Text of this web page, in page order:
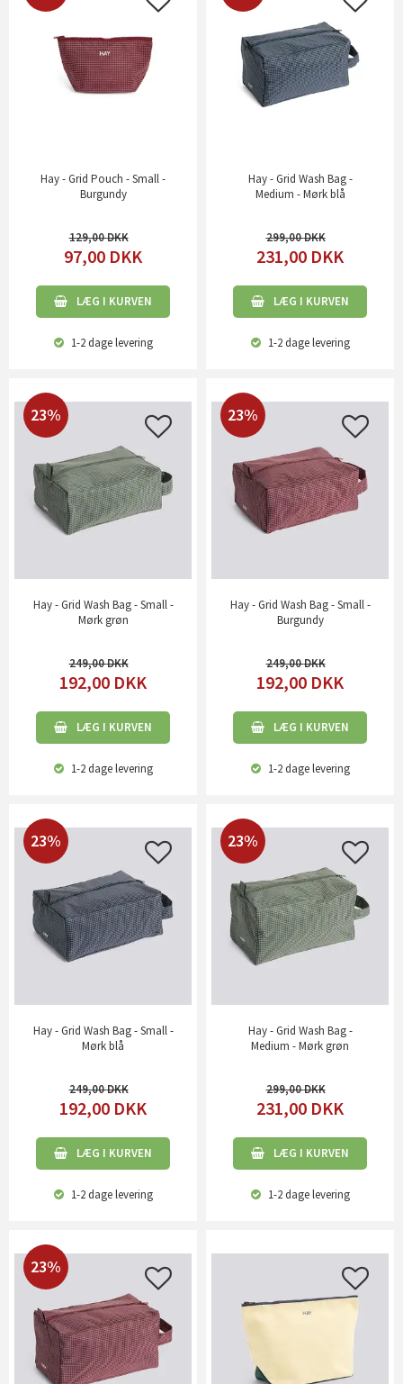
Hay - Grid Pouch - Small -
Burgundy
129,00
97,00 DKK
LÆG I KURVEN
1-2 dagelevering
Hay - Grid Wash Bag -
Medium - Mørk blå
299,00
231,00 DKK
LÆG I KURVEN
1-2 dagelevering
23%
Hay - Grid Wash Bag - Small -
Mørk grøn
249,00
192,00 DKK
LÆG I KURVEN
1-2 dagelevering
23%
Hay - Grid Wash Bag - Small -
Burgundy
249,00
192,00 DKK
LÆG I KURVEN
1-2 dagelevering
23%
Hay - Grid Wash Bag - Small -
Mørk blå
249,00
192,00 DKK
LÆG I KURVEN
1-2 dagelevering
23%
Hay - Grid Wash Bag -
Medium - Mørk grøn
299,00
231,00 DKK
LÆG I KURVEN
1-2 dagelevering
23%